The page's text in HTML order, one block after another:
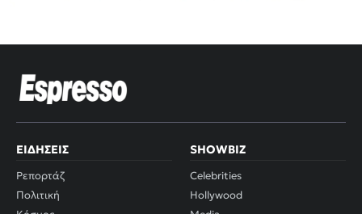
ΕΙΔΉΣΕΙΣ
Ρεπορτάζ
Πολιτική
SHOWBIZ
Celebrities
Hollywood